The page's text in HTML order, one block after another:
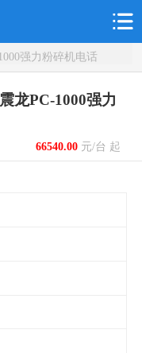
强力粉碎机电话
龙PC-1000强力
66540.00元/台 起